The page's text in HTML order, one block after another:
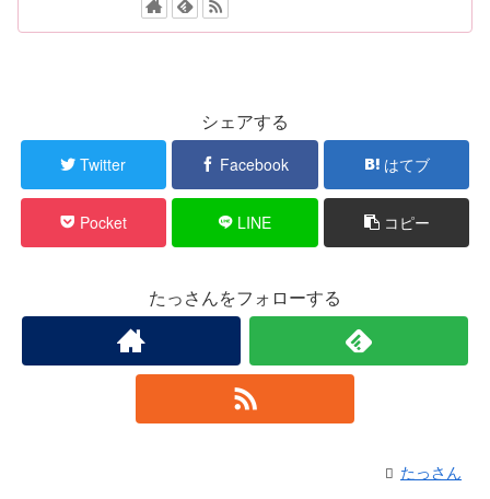
シェアする
Twitter Facebook はてブ
Pocket LINE コピー
たっさんをフォローする
たっさん